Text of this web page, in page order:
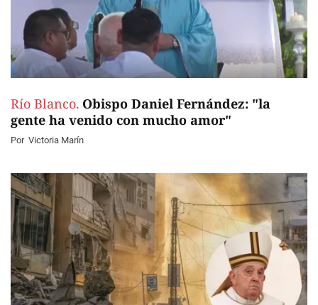
Río Blanco. Obispo Daniel Fernández: "la
gente ha venido con mucho amor"
Por Victoria Marín